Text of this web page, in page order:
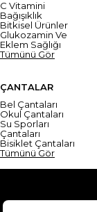
C Vitamini
Bağışıklık
Bitkisel Ürünler
Glukozamin Ve
Eklem Sağlığı
Tümünü Gör
ÇANTALAR
Bel Çantaları
Okul Çantaları
Su Sporları
Çantaları
Bisiklet Çantaları
Tümünü Gör